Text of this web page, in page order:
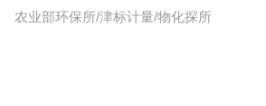
农业部环保所/津标计量/物化探所